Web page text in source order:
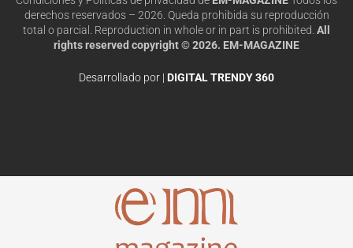
derechos reservados – 2026. Queda prohibida su reproducción
total o parcial. Reproduction in whole or in part is prohibited. All
rights reserved copyright © 2026. EM-MAGAZINE
Desarrollado por | DIGITAL TRENDY 360